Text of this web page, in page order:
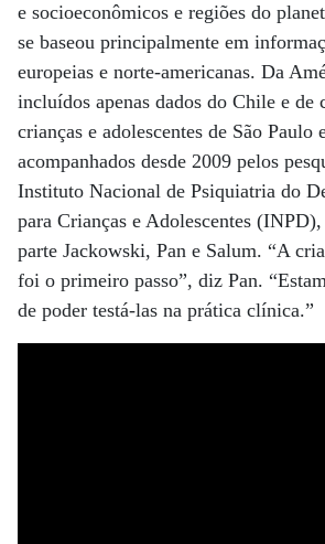
e socioeconômicos e regiões do
se baseou principalmente em
europeias e norte-americanas. Da
incluídos apenas dados do Chile e de
crianças e adolescentes de São Paulo
acompanhados desde 2009 pelos
Instituto Nacional de Psiquiatria do
para Crianças e Adolescentes
parte Jackowski, Pan e Salum. “A
foi o primeiro passo”, diz Pan.
de poder testá-las na prática clínica.”